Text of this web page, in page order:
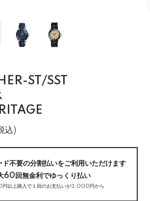
ST/SST
込)
ド不要の分割払いをご利用いただけます
60回無金利でゆっくり払い
以上購入で１回のお支払いが3,000円から